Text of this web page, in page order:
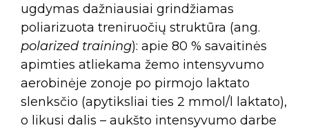
ugdymas dažniausiai grindžiamas
poliarizuota treniruočių struktūra (ang.
polarized training): apie 80 % savaitinės
apimties atliekama žemo intensyvumo
aerobinėje zonoje po pirmojo laktato
slenksčio (apytiksliai ties 2 mmol/l laktato),
o likusi dalis – aukšto intensyvumo darbe